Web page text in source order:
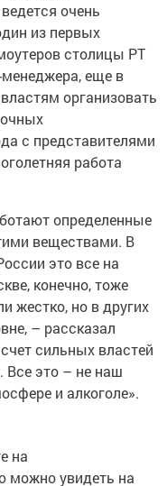
очень
из первых
столицы РТ
еще в
организовать
с представителями
работа
определенные
веществами. В
это все на
конечно, тоже
жестко, но в других
– рассказал
сильных властей
Все это – не наш
и алкоголе».
на
можно увидеть на